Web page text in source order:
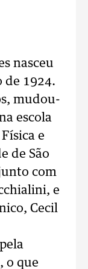
nasceu
de 1924.
mudou-
escola
e
de São
com
e
Cecil
o que